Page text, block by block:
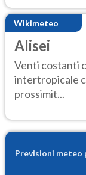
Wikimeteo
Alisei
Venti costanti
intertropicale
prossimit...
Previsioni meteo